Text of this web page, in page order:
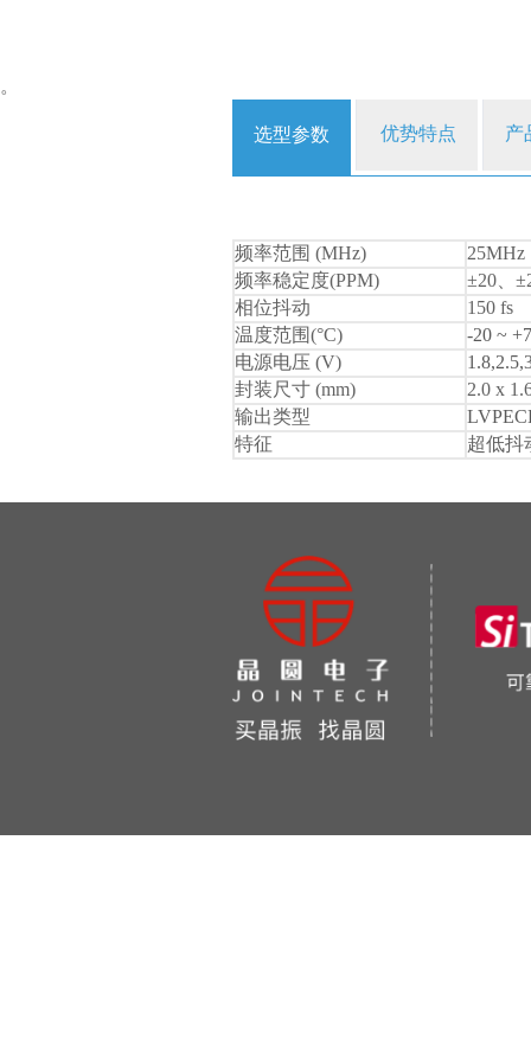
。
选型参数 优势特点 产
频率范围 (MHz)
25MHz
频率稳定度(PPM)
±20、
相位抖动
150 fs
温度范围(°C)
-20 ~
电源电压 (V)
封装尺寸 (mm)
2.0 x
输出类型
特征
超低抖